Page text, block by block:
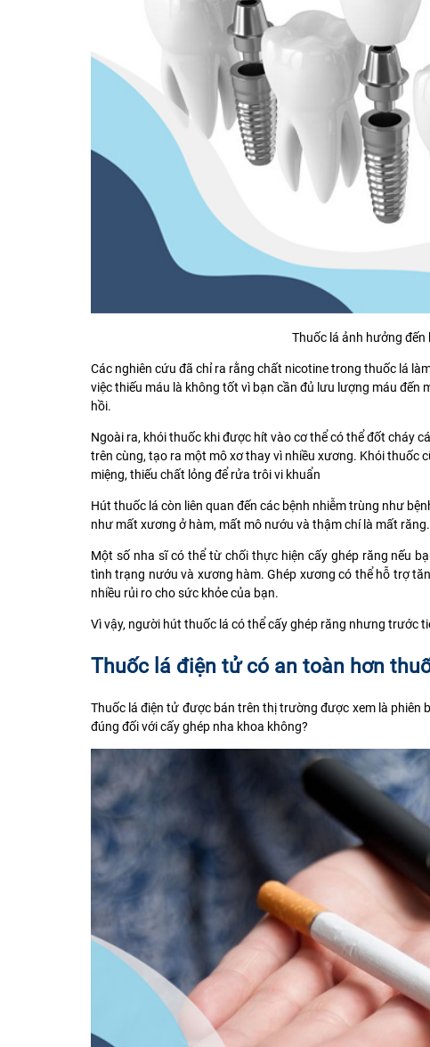
Thuốc lá ảnh hưởng
Các nghiên cứu đã chỉ ra rằng chất nicotine trong thuốc lá
việc thiếu máu là không tốt vì bạn cần đủ lưu lượng máu
hồi.
Ngoài ra, khói thuốc khi được hít vào cơ thể có thể đốt cháy
trên cùng, tạo ra một mô xơ thay vì nhiều xương. Khói thuốc
miệng, thiếu chất lỏng để rửa trôi vi khuẩn
Hút thuốc lá còn liên quan đến các bệnh nhiễm trùng như
như mất xương ở hàm, mất mô nướu và thậm chí là mất răng.
Một số nha sĩ có thể từ chối thực hiện cấy ghép răng nếu
tình trạng nướu và xương hàm.Ghép xương có thể hỗ trợ
nhiều rủi ro cho sức khỏe của bạn.
Vì vậy, người hút thuốc lá có thể cấy ghép răng nhưng trước
Thuốc lá điện tử có an toàn hơn
Thuốc lá điện tử được bán trên thị trường được xem là
đúng đối với cấy ghép nha khoa không?